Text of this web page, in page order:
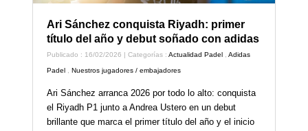
Ari Sánchez conquista Riyadh: primer
título del año y debut soñado con adidas
Publicado : 16/02/2026 | Categorías :Actualidad Padel ,Adidas
Padel ,Nuestros jugadores / embajadores
Ari Sánchez arranca 2026 por todo lo alto: conquista
el Riyadh P1 junto a Andrea Ustero en un debut
brillante que marca el primer título del año y el inicio